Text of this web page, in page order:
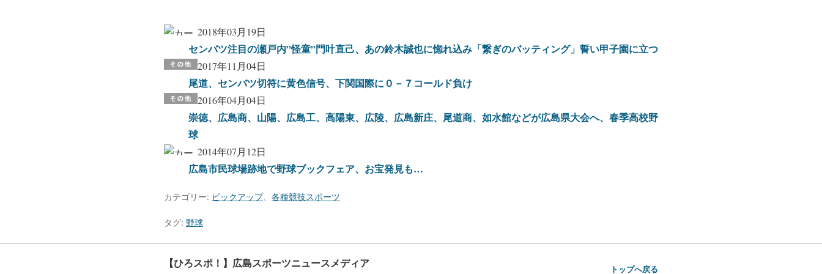
2018年03月19日
センバツ注目の瀬戸内”怪童”門叶直己、あの鈴木誠也に惚れ込み「繋ぎのバッティング」誓い甲子園に立つ
2017年11月04日
尾道、センバツ切符に黄色信号、下関国際に０－７コールド負け
2016年04月04日
崇徳、広島商、山陽、広島工、高陽東、広陵、広島新庄、尾道商、如水館などが広島県大会へ、春季高校野
球
2014年07月12日
広島市民球場跡地で野球ブックフェア、お宝発見も…
カテゴリー: ピックアップ、 各種競技スポーツ
タグ: 野球
【ひろスポ！】広島スポーツニュースメディア トップへ戻る